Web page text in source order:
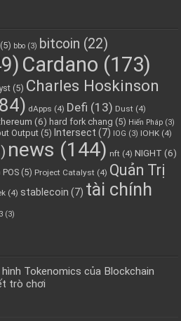
(5) bbo (3) bitcoin (22)
Cardano (173)
(5) Charles Hoskinson
dApps (4) Defi (13) Dust (4)
(6) hard fork chang (5) Hiến Pháp (3)
Output (5) Intersect (7) IOG (3) IOHK (4)
news (144) nft (4) NIGHT (6)
POS (5) Project Catalyst (4) Quản Trị
(4) stablecoin (7) tài chính
(3)
Tokenomics của Blockchain
trò chơi